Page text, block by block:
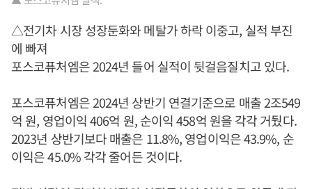
△전기차 시장 성장둔화와 메탈가 하락 이중고, 실적 부진
에 빠져
포스코퓨처엠은 2024년 들어 실적이 뒷걸음질치고 있다.
포스코퓨처엠은 2024년 상반기 연결기준으로 매출 2조549
억 원, 영업이익 406억 원, 순이익 458억 원을 각각 거뒀다.
2023년 상반기보다 매출은 11.8%, 영업이익은 43.9%, 순
이익은 45.0% 각각 줄어든 것이다.